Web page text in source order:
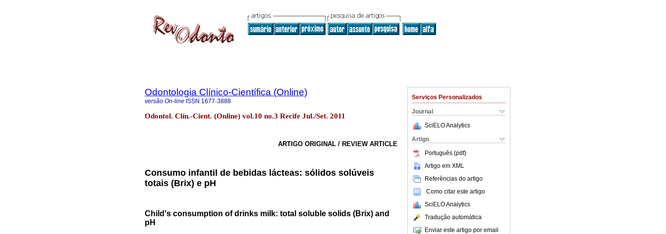
Serviços Personalizados
Journal
SciELO Analytics
Artigo
Português (pdf)
Artigo em XML
Referências do artigo
Como citar este artigo
SciELO Analytics
Tradução automática
Enviar este artigo por email
Odontologia Clínico-Científica (Online)
versão On-line ISSN 1677-3888
Odontol. Clín.-Cient. (Online) vol.10 no.3 Recife Jul./Set. 2011
ARTIGO ORIGINAL / REVIEW ARTICLE
Consumo infantil de bebidas lácteas: sólidos solúveis
totais (Brix) e pH
Child's consumption of drinks milk: total soluble solids (Brix) and
pH